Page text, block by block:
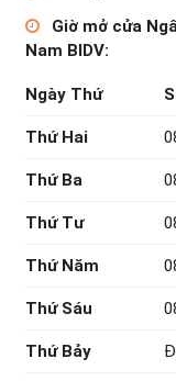
Giờ mở cửa
Nam BIDV:
Ngày Thứ
Thứ Hai
Thứ Ba
Thứ Tư
Thứ Năm
Thứ Sáu
Thứ Bảy